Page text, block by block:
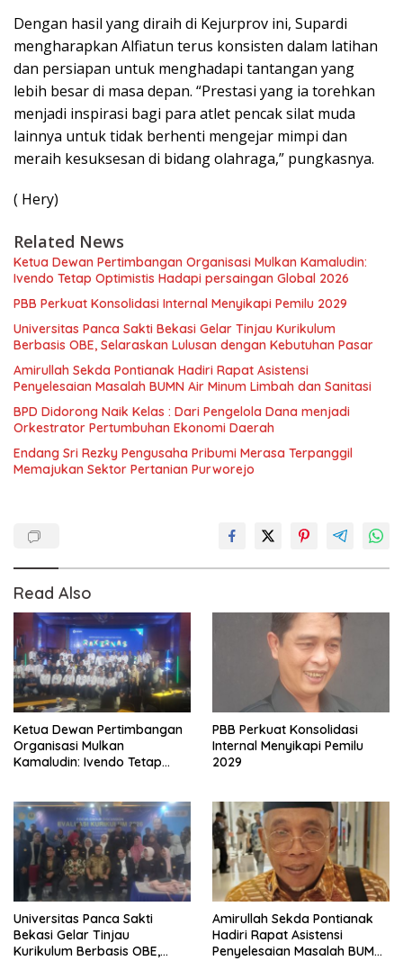
Dengan hasil yang diraih di Kejurprov ini, Supardi
mengharapkan Alfiatun terus konsisten dalam latihan
dan persiapan untuk menghadapi tantangan yang
lebih besar di masa depan. “Prestasi yang ia torehkan
menjadi inspirasi bagi para atlet pencak silat muda
lainnya untuk tidak berhenti mengejar mimpi dan
meraih kesuksesan di bidang olahraga,” pungkasnya.
( Hery)
Related News
Ketua Dewan Pertimbangan Organisasi Mulkan Kamaludin:
Ivendo Tetap Optimistis Hadapi persaingan Global 2026
PBB Perkuat Konsolidasi Internal Menyikapi Pemilu 2029
Universitas Panca Sakti Bekasi Gelar Tinjau Kurikulum
Berbasis OBE, Selaraskan Lulusan dengan Kebutuhan Pasar
Amirullah Sekda Pontianak Hadiri Rapat Asistensi
Penyelesaian Masalah BUMN Air Minum Limbah dan Sanitasi
BPD Didorong Naik Kelas : Dari Pengelola Dana menjadi
Orkestrator Pertumbuhan Ekonomi Daerah
Endang Sri Rezky Pengusaha Pribumi Merasa Terpanggil
Memajukan Sektor Pertanian Purworejo
Read Also
Ketua Dewan Pertimbangan
Organisasi Mulkan
Kamaludin: Ivendo Tetap
PBB Perkuat Konsolidasi
Internal Menyikapi Pemilu
2029
Universitas Panca Sakti
Bekasi Gelar Tinjau
Kurikulum Berbasis OBE,
Amirullah Sekda Pontianak
Hadiri Rapat Asistensi
Penyelesaian Masalah BUMN